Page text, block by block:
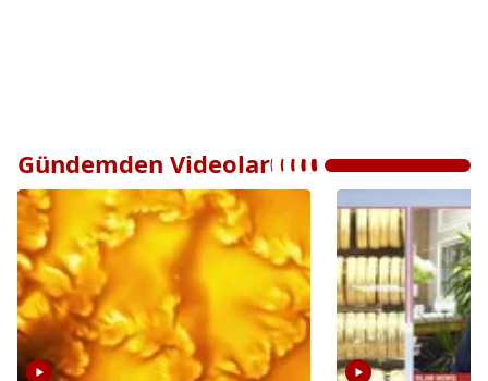
Gündemden Videolar